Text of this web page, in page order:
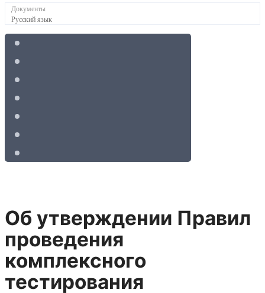
Документы
Русский язык
Об утверждении Правил
проведения
комплексного
тестирования